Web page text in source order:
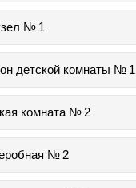
№ 1
детской комнаты № 1
комната № 2
№ 2